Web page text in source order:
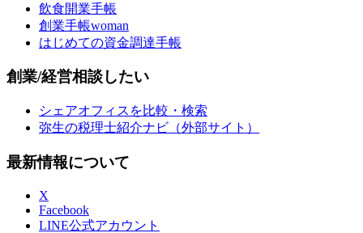
飲食開業手帳
創業手帳woman
はじめての資金調達手帳
創業/経営相談したい
シェアオフィスを比較・検索
弥生の税理士紹介ナビ（外部サイト）
最新情報について
X
Facebook
LINE公式アカウント